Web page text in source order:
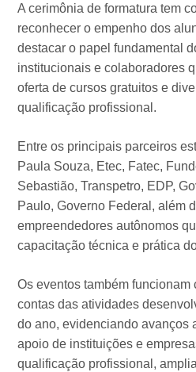
A cerimônia de formatura tem
reconhecer o empenho dos
destacar o papel fundamental
institucionais e colaboradores
oferta de cursos gratuitos e
qualificação profissional.
Entre os principais parceiros
Paula Souza, Etec, Fatec,
Sebastião, Transpetro, EDP,
Paulo, Governo Federal, além
empreendedores autônomos
capacitação técnica e prática
Os eventos também funcionam
contas das atividades
do ano, evidenciando avanços
apoio de instituições e
qualificação profissional,